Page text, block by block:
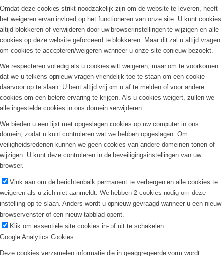
Omdat deze cookies strikt noodzakelijk zijn om de website te leveren, heeft
het weigeren ervan invloed op het functioneren van onze site. U kunt cookies
altijd blokkeren of verwijderen door uw browserinstellingen te wijzigen en alle
cookies op deze website geforceerd te blokkeren. Maar dit zal u altijd vragen
om cookies te accepteren/weigeren wanneer u onze site opnieuw bezoekt.
We respecteren volledig als u cookies wilt weigeren, maar om te voorkomen
dat we u telkens opnieuw vragen vriendelijk toe te staan om een cookie
daarvoor op te slaan. U bent altijd vrij om u af te melden of voor andere
cookies om een betere ervaring te krijgen. Als u cookies weigert, zullen we
alle ingestelde cookies in ons domein verwijderen.
We bieden u een lijst met opgeslagen cookies op uw computer in ons
domein, zodat u kunt controleren wat we hebben opgeslagen. Om
veiligheidsredenen kunnen we geen cookies van andere domeinen tonen of
wijzigen. U kunt deze controleren in de beveiligingsinstellingen van uw
browser.
Vink aan om de berichtenbalk permanent te verbergen en alle cookies te
weigeren als u zich niet aanmeldt. We hebben 2 cookies nodig om deze
instelling op te slaan. Anders wordt u opnieuw gevraagd wanneer u een nieuw
browservenster of een nieuw tabblad opent.
Klik om essentiële site cookies in- of uit te schakelen.
Google Analytics Cookies
Deze cookies verzamelen informatie die in geaggregeerde vorm wordt